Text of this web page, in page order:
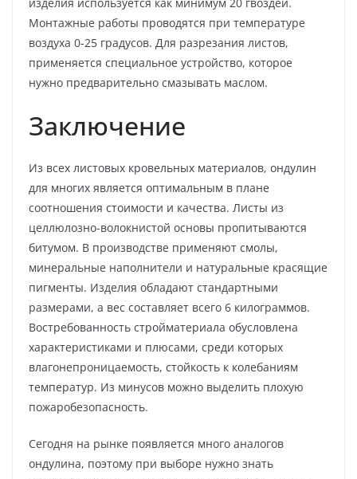
изделия используется как минимум 20 гвоздей.
Монтажные работы проводятся при температуре
воздуха 0-25 градусов. Для разрезания листов,
применяется специальное устройство, которое
нужно предварительно смазывать маслом.
Заключение
Из всех листовых кровельных материалов, ондулин
для многих является оптимальным в плане
соотношения стоимости и качества. Листы из
целлюлозно-волокнистой основы пропитываются
битумом. В производстве применяют смолы,
минеральные наполнители и натуральные красящие
пигменты. Изделия обладают стандартными
размерами, а вес составляет всего 6 килограммов.
Востребованность стройматериала обусловлена
характеристиками и плюсами, среди которых
влагонепроницаемость, стойкость к колебаниям
температур. Из минусов можно выделить плохую
пожаробезопасность.
Сегодня на рынке появляется много аналогов
ондулина, поэтому при выборе нужно знать